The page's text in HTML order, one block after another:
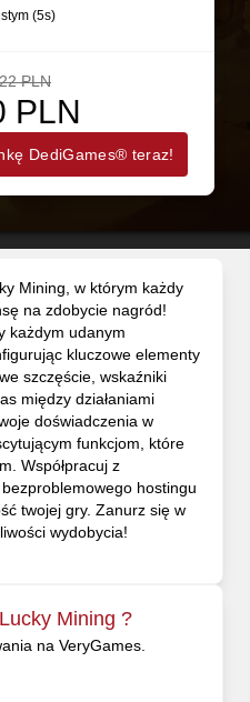
(5s)
PLN
PLN
DediGames® teraz!
Mining, w którym każdy
na zdobycie nagród!
każdym udanym
kluczowe elementy
szczęście, wskaźniki
między działaniami
doświadczenia w
funkcjom, które
Współpracuj z
hostingu
twojej gry. Zanurz się w
wydobycia!
Mining ?
na VeryGames.